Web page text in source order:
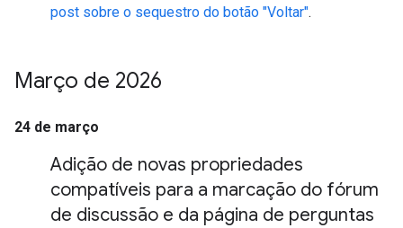
post sobre o sequestro do botão "Voltar".
Março de 2026
24 de março
Adição de novas propriedades
compatíveis para a marcação do fórum
de discussão e da página de perguntas